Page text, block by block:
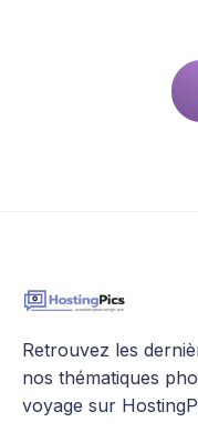
Retrouvez les
nos thématiques
voyage sur